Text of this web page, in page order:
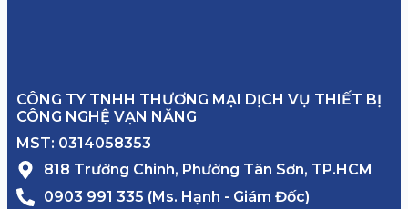
CÔNG TY TNHH THƯƠNG MẠI DỊCH VỤ THIẾT BỊ
CÔNG NGHỆ VẠN NĂNG
MST: 0314058353
818 Trường Chinh, Phường Tân Sơn, TP.HCM
0903 991 335 (Ms. Hạnh - Giám Đốc)